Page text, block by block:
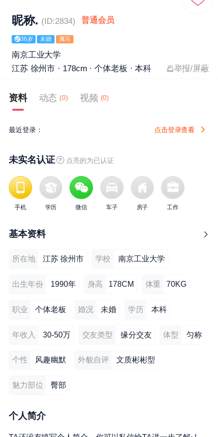
昵称. (ID:2834) 普通会员
36岁 未婚 属马
南京工业大学
江苏 徐州市 · 178cm · 个体老板 · 本科
举报/屏蔽
资料 动态 (0) 视频 (0)
最近登录： 点击登录查看
未实名认证 点亮的为已认证
手机 学历 微信 车子 房子 工作
基本资料
所在地 江苏 徐州市 学校 南京工业大学
出生年份 1990年 身高 178CM 体重 70KG
职业 个体老板 婚况 未婚 学历 本科
年收入 30-50万 交友类型 缘分交友 体型 匀称
个性 风趣幽默 外貌自评 文质彬彬型
魅力部位 臀部
个人简介